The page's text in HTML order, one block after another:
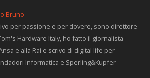
Bruno
per passione e per dovere, sono direttore
Hardware Italy, ho fatto il giornalista
e alla Rai e scrivo di digital life per
Informatica e Sperling&Kupfer